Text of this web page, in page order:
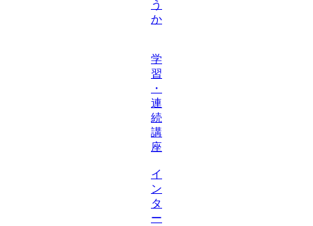
う
か
学
習
・
連
続
講
座
イ
ン
タ
ー